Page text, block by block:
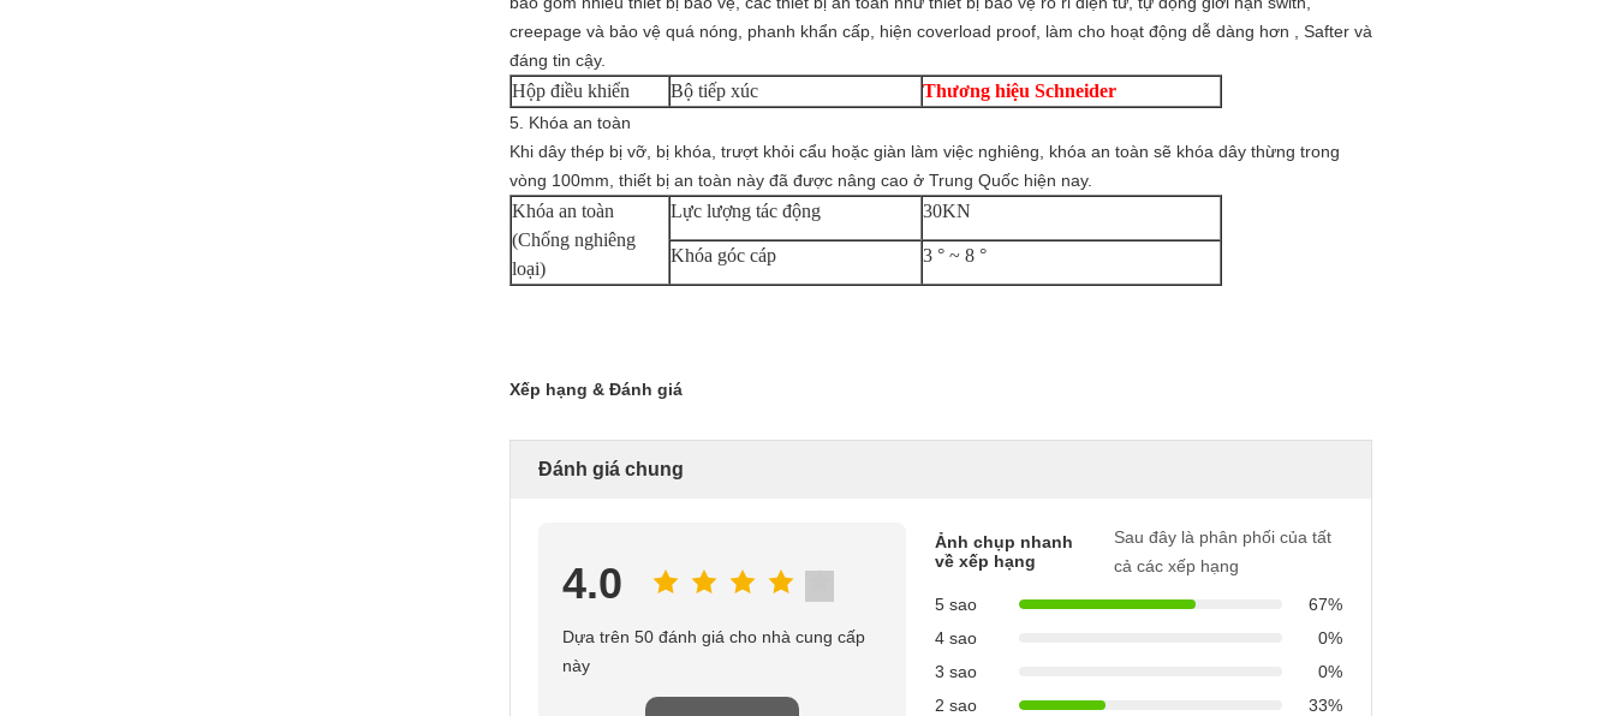
creepage và bảo vệ quá nóng, phanh khẩn cấp, hiện coverload proof, làm cho hoạt động dễ dàng hơn , Safter và
đáng tin cậy.
Hộp điều khiển Bộ tiếp xúc Thương hiệu Schneider
5. Khóa an toàn
Khi dây thép bị vỡ, bị khóa, trượt khỏi cẩu hoặc giàn làm việc nghiêng, khóa an toàn sẽ khóa dây thừng trong
vòng 100mm, thiết bị an toàn này đã được nâng cao ở Trung Quốc hiện nay.
Khóa an toàn
(Chống nghiêng
loại)
Lực lượng tác động 30KN
Khóa góc cáp 3 ° ~ 8 °
Xếp hạng & Đánh giá
Đánh giá chung
4.0
Dựa trên 50 đánh giá cho nhà cung cấp
này
Ảnh chụp nhanh
về xếp hạng
Sau đây là phân phối của tất
cả các xếp hạng
5 sao
67%
4 sao
0%
3 sao
0%
2 sao
33%